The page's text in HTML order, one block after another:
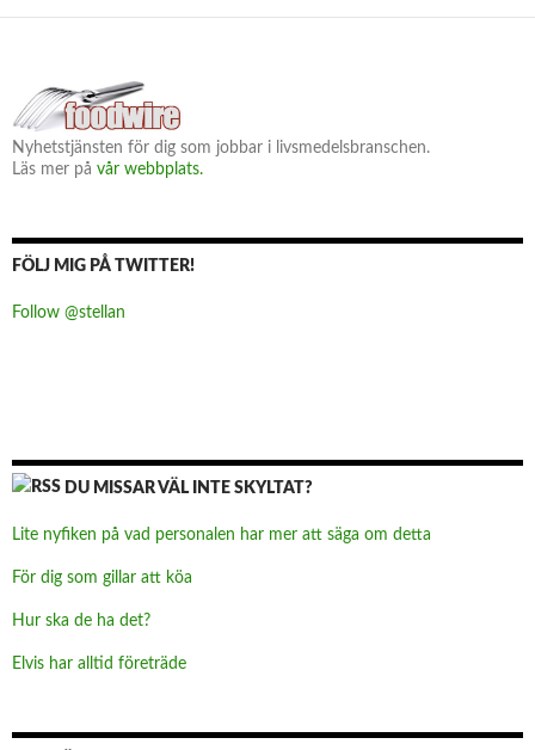
Nyhetstjänsten för dig som jobbar i livsmedelsbranschen.
Läs mer på vår webbplats.
FÖLJ MIG PÅ TWITTER!
Follow @stellan
DU MISSAR VÄL INTE SKYLTAT?
Lite nyfiken på vad personalen har mer att säga om detta
För dig som gillar att köa
Hur ska de ha det?
Elvis har alltid företräde